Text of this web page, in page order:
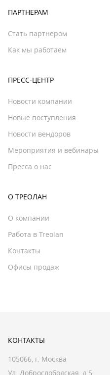
ПАРТНЕРАМ
Стать партнером
Как мы работаем
ПРЕСС-ЦЕНТР
Новости компании
Новые поступления
Новости вендоров
Мероприятия и вебинары
Пресса о нас
О ТРЕОЛАН
О компании
Работа в Treolan
Контакты
Офисы продаж
КОНТАКТЫ
105066, г. Москва
Ул. Доброслободская, д.5